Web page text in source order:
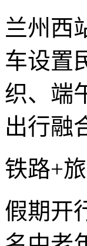
兰州西
车设置
织、端
出行融
铁路+
假期开